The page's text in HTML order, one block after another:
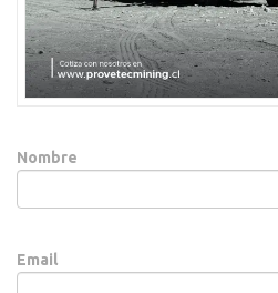
Nombre
Email